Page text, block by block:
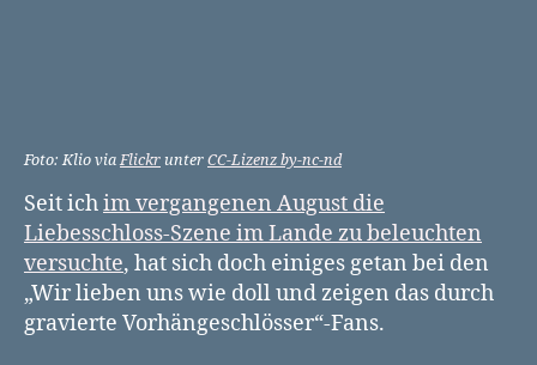
Foto: Klio viaFlickrunterCC-Lizenz by-nc-nd
Seit ichim vergangenen August die
Liebesschloss-Szene im Lande zu beleuchten
versuchte, hat sich doch einiges getan bei den
„Wir lieben uns wie doll und zeigen das durch
gravierte Vorhängeschlösser“-Fans.